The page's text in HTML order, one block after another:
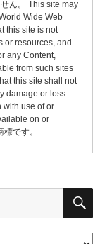
ん。 This site may
Wide Web
this site is not
or resources, and
any Content,
from such sites
this site shall not
damage or loss
with use of or
on or
です。